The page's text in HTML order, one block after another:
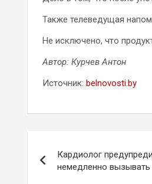
Также телеведущая
Не исключено, что
Автор: Курчев Антон
Источник: belnovosti.by
по
Кардиолог
немедленно